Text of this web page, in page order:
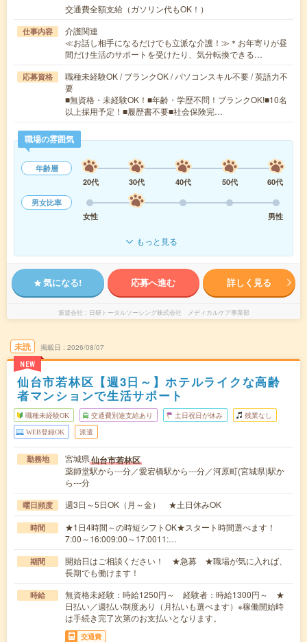
交通費全額支給（ガソリン代もOK！）
仕事内容
介護関連
≪お話し相手になるだけでも立派な介護！≫＊お年寄りが昼
間だけ生活のサポートを受けたり、気分転換できる…
応募資格
職種未経験OK / ブランクOK / パソコンスキル不要 / 英語力不
要
■無資格・未経験OK！■年齢・学歴不問！ブランクOK!■10名
以上採用予定！■履歴書不要■社会保険完…
職場の雰囲気
年齢層
20代
30代 40代 50代
60代
男女比率
女性
男性
もっと見る
気になる! 応募へ進む 詳しく見る
派遣会社 日研トータルソーシング株式会社 メディカルケア事業部
未読
NEW
掲載日 2026/08/07
仙台市若林区【週3日～】ホテルライクな高齢
者マンションで生活サポート
職種未経験OK 交通費別途支給あり 土日祝日が休み 残業なし
WEB登録OK 派遣
勤務地 宮城県仙台市若林区
薬師堂駅から---分／愛宕橋駅から---分／河原町(宮城県)駅か
ら---分
曜日頻度 週3日～5日OK（月～金） ★土日休みOK
時間
★1日4時間～の時短シフトOK★スタート時間選べます！
7:00～16:009:00～17:0011:…
期間
開始日はご相談ください！ ★急募 ★職場が気に入れば、
長期でも働けます！
時給
無資格未経験：時給1250円～ 経験者：時給1300円～ ★
日払い／週払い制度あり（月払いも選べます）※稼働開始時
は手続き完了次第のお支払いとなります。
交通費